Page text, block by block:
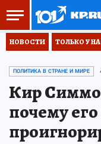
НОВОСТИ ТОЛЬКО У
ПОЛИТИКА В СТРАНЕ И МИРЕ
Кир
почему